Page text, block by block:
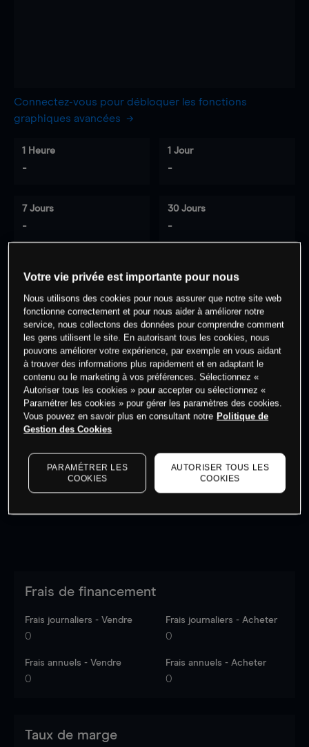
Connectez-vous pour débloquer les fonctions
graphiques avancées
1 Heure
-
1 Jour
-
7 Jours
-
30 Jours
-
0 % des clients ont une position à
cet actif
Commencez à trader
dernières données du marché.Log into see latest
market data
Frais de financement
Frais journaliers - Vendre
0
Frais journaliers - Acheter
0
Frais annuels - Vendre
0
Frais annuels - Acheter
0
Taux de marge
Votre vie privée est importante pour nous
Nous utilisons des cookies pour nous assurer que notre site web
fonctionne correctement et pour nous aider à améliorer notre
service, nous collectons des données pour comprendre comment
les gens utilisent le site. En autorisant tous les cookies, nous
pouvons améliorer votre expérience, par exemple en vous aidant
à trouver des informations plus rapidement et en adaptant le
contenu ou le marketing à vos préférences. Sélectionnez «
Autoriser tous les cookies » pour accepter ou sélectionnez «
Paramétrer les cookies » pour gérer les paramètres des cookies.
Vous pouvez en savoir plus en consultant notre Politique de
Gestion des Cookies
PARAMÉTRER LES
COOKIES
AUTORISER TOUS LES
COOKIES